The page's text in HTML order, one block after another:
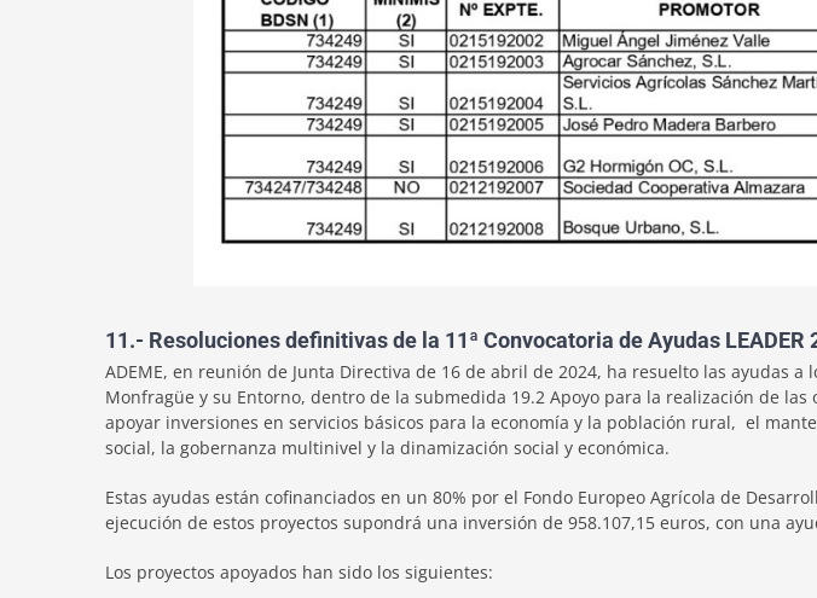
11.- Resoluciones definitivas de la 11ª Convocatoria de Ayudas
ADEME, en reunión de Junta Directiva de 16 de abril de 2024, ha resuelto las ayudas a
Monfragüe y su Entorno, dentro de la submedida 19.2 Apoyo para la realización de
apoyar inversiones en servicios básicos para la economía y la población rural, el
social, la gobernanza multinivel y la dinamización social y económica.
Estas ayudas están cofinanciados en un 80% por el Fondo Europeo Agrícola de
ejecución de estos proyectos supondrá una inversión de 958.107,15 euros, con una
Los proyectos apoyados han sido los siguientes: